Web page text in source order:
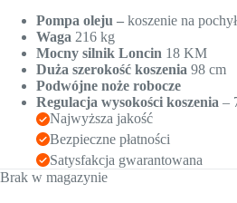
Pompa oleju – koszenie na
Waga 216 kg
Mocny silnik Loncin 18 KM
Duża szerokość koszenia 98 cm
Podwójne noże robocze
Regulacja wysokości koszenia –
Najwyższa jakość
Bezpieczne płatności
Satysfakcja gwarantowana
Brak w magazynie